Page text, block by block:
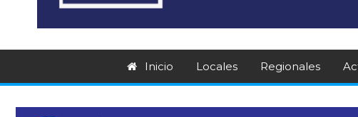
Inicio Locales Regionales